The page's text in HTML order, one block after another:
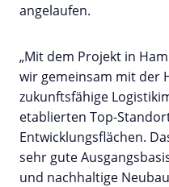
angelaufen.
„Mit dem Projekt in
wir gemeinsam mit der
zukunftsfähige
etablierten Top-
Entwicklungsflächen.
sehr gute
und nachhaltige